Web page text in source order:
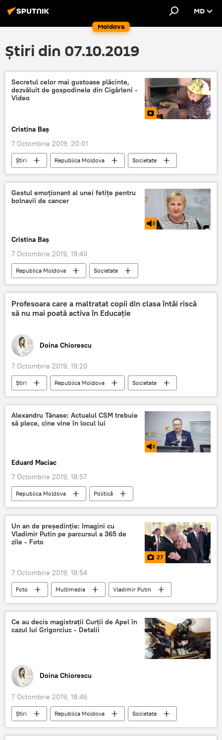
Moldova
MD
Știri din 07.10.2019
Secretul celor mai gustoase plăcinte,
dezvăluit de gospodinele din Cigârleni -
Video
Cristina Baș
7 Octombrie 2019, 20:01
Știri Republica Moldova
Societate
Cultură
Multimedia
Video
plăcinte
Secret
dezvaluit
satul Cigârleni
Gestul emoționant al unei fetițe pentru
bolnavii de cancer
Cristina Baș
7 Octombrie 2019, 19:40
Republica Moldova
Societate
Podcasturi
Podcasturi
cancer mamar
cancer la sân
Profesoara care a maltratat copii din clasa întâi riscă
să nu mai poată activa în Educație
Doina Chiorescu
7 Octombrie 2019, 19:20
Știri Republica Moldova
Societate
Profesoară
copii
clasa
activist
educatie
Alexandru Tănase: Actualul CSM trebuie
să plece, cine vine în locul lui
Eduard Maciac
7 Octombrie 2019, 18:57
Republica Moldova
Politică
Podcasturi
Podcasturi
CSM
judecatori
Un an de președinție: Imagini cu
Vladimir Putin pe parcursul a 365 de
zile - Foto
27
7 Octombrie 2019, 18:54
Foto Multimedia
Vladimir Putin
Galerie foto
În lume Rusia
Ce au decis magistrații Curții de Apel în
cazul lui Grigorciuc - Detalii
Doina Chiorescu
7 Octombrie 2019, 18:46
Știri Republica Moldova
Societate
magistrati
curtea de apel Detalii